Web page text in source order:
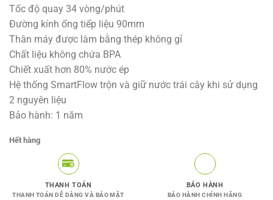
6.990.000VNĐ.
Tốc độ quay 34 vòng/phút
Đường kính ống tiếp liệu 90mm
Thân máy được làm bằng thép không gỉ
Chất liệu không chứa BPA
Chiết xuất hơn 80% nước ép
Hệ thống SmartFlow trộn và giữ nước trái cây khi sử dụng
2 nguyên liệu
Bảo hành: 1 năm
Hết hàng
THANH TOÁN
THANH TOÁN DỄ DÀNG VÀ BẢO MẬT
BẢO HÀNH
BẢO HÀNH CHÍNH HÃNG